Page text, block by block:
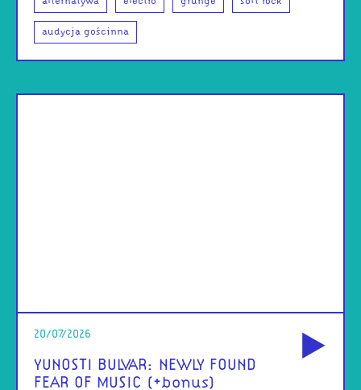
audycja gościnna
20/07/2026
YUNOSTI BULVAR: NEWLY FOUND
FEAR OF MUSIC (+bonus)